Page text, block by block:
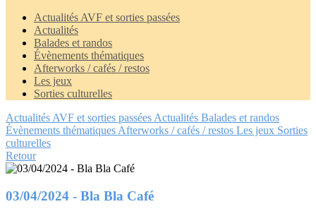
Actualités AVF et sorties passées
Actualités
Balades et randos
Évènements thématiques
Afterworks / cafés / restos
Les jeux
Sorties culturelles
Actualités AVF et sorties passées Actualités Balades et randos
Évènements thématiques Afterworks / cafés / restos Les jeux Sorties
culturelles
Retour
03/04/2024 - Bla Bla Café